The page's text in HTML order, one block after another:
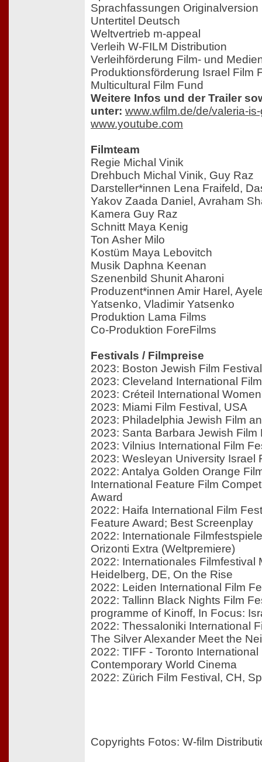
Sprachfassungen Originalversion
Untertitel Deutsch
Weltvertrieb m-appeal
Verleih W-FILM Distribution
Verleihförderung Film- und
Produktionsförderung Israel Film
Multicultural Film Fund
Weitere Infos und der Trailer
unter: www.wfilm.de/de/valeria-
www.youtube.com
Filmteam
Regie Michal Vinik
Drehbuch Michal Vinik, Guy Raz
Darsteller*innen Lena Fraifeld,
Yakov Zaada Daniel, Avraham
Kamera Guy Raz
Schnitt Maya Kenig
Ton Asher Milo
Kostüm Maya Lebovitch
Musik Daphna Keenan
Szenenbild Shunit Aharoni
Produzent*innen Amir Harel,
Yatsenko, Vladimir Yatsenko
Produktion Lama Films
Co-Produktion ForeFilms
Festivals / Filmpreise
2023: Boston Jewish Film
2023: Cleveland International
2023: Créteil International
2023: Miami Film Festival, USA
2023: Philadelphia Jewish Film
2023: Santa Barbara Jewish Film
2023: Vilnius International Film
2023: Wesleyan University Israel
2022: Antalya Golden Orange
International Feature Film
Award
2022: Haifa International Film
Feature Award; Best Screenplay
2022: Internationale
Orizonti Extra (Weltpremiere)
2022: Internationales Filmfestival
Heidelberg, DE, On the Rise
2022: Leiden International Film
2022: Tallinn Black Nights Film
programme of Kinoff, In Focus:
2022: Thessaloniki International
The Silver Alexander Meet the
2022: TIFF - Toronto
Contemporary World Cinema
2022: Zürich Film Festival, CH,
Copyrights Fotos: W-film